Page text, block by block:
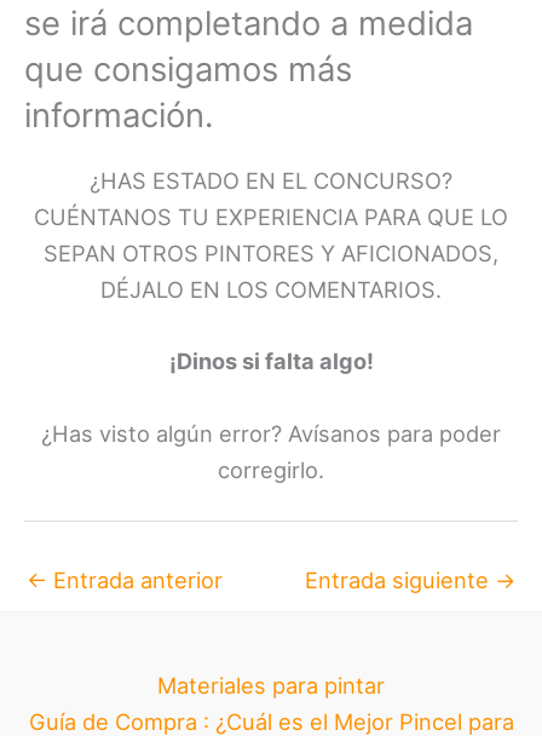
se irá completando a medida
que consigamos más
información.
¿HAS ESTADO EN EL CONCURSO?
CUÉNTANOS TU EXPERIENCIA PARA QUE LO
SEPAN OTROS PINTORES Y AFICIONADOS,
DÉJALO EN LOS COMENTARIOS.
¡Dinos si falta algo!
¿Has visto algún error? Avísanos para poder
corregirlo.
← Entrada anterior Entrada siguiente →
Materiales para pintar
Guía de Compra : ¿Cuál es el Mejor Pincel para